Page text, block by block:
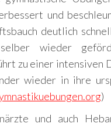
und
deutlich
selber wieder
zu einer intensiven
wieder in ihre
)
und auch